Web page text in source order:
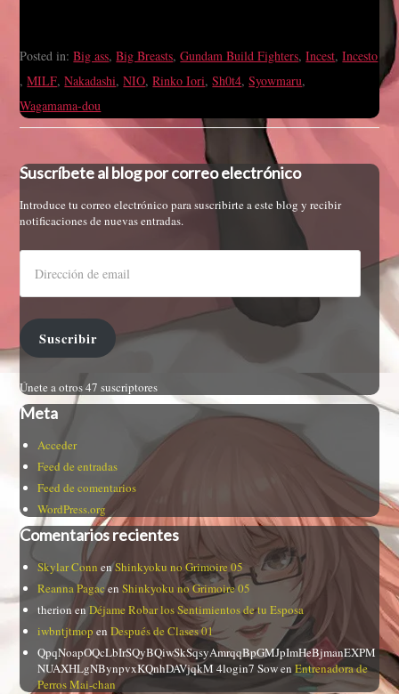
Posted in:Big ass,Big Breasts,Gundam Build Fighters,Incest,Incesto
,MILF,Nakadashi,NIO,Rinko Iori,Sh0t4,Syowmaru,
Wagamama-dou
Suscríbete al blog por correo electrónico
Introduce tu correo electrónico para suscribirte a este blog y recibir
notificaciones de nuevas entradas.
Suscribir
Únete a otros 47 suscriptores
Meta
Acceder
Feed de entradas
Feed de comentarios
WordPress.org
Comentarios recientes
Skylar Conn enShinkyoku no Grimoire 05
Reanna PagacenShinkyoku no Grimoire 05
therion enDéjame Robar los Sentimientos de tu Esposa
iwbntjtmop enDespués de Clases 01
QpqNoapOQcLbIrSQyBQiwSkSqsyAmrqqBpGMJpImHeBjmanEXPM
NUAXHLgNBynpvxKQnhDAVjqkM 4login7 SowenEntrenadora de
Perros Mai-chan